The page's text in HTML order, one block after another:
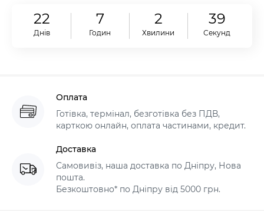
22
Днів
7
Годин
2
Хвилини
37
Секунд
Оплата
Готівка, термінал, безготівка без ПДВ,
карткою онлайн, оплата частинами, кредит.
Доставка
Самовивіз, наша доставка по Дніпру, Нова
пошта.
Безкоштовно* по Дніпру від 5000 грн.